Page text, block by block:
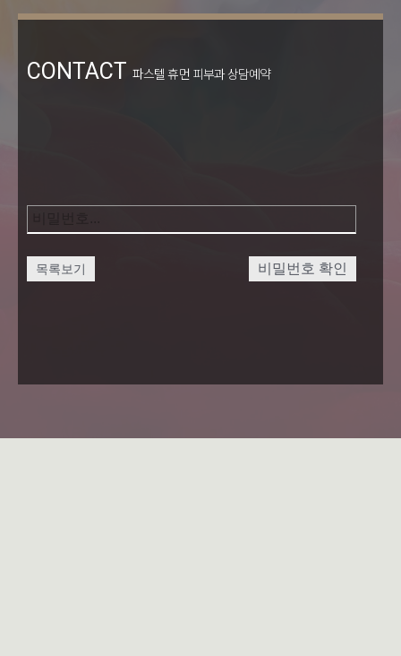
CONTACT 파스텔 휴먼 피부과 상담예약
목록보기 비밀번호 확인